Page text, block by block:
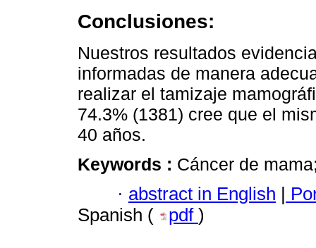
Conclusiones:
Nuestros resultados
informadas de manera
realizar el tamizaje
74.3% (1381) cree que el
40 años.
Keywords : Cáncer de
· abstract in English
Spanish (
pdf )